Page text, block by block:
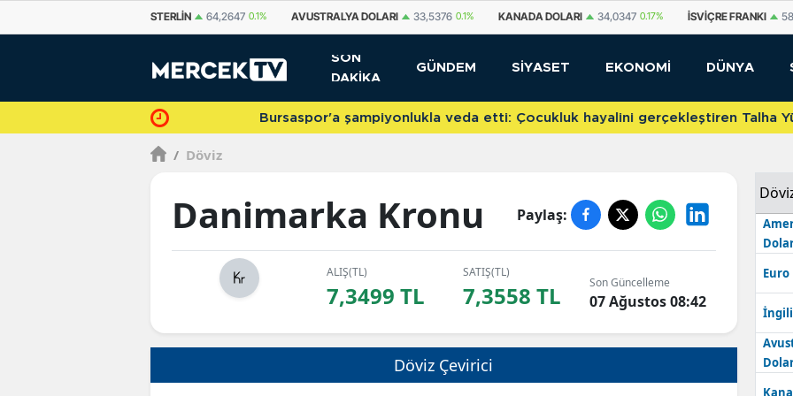
STERLIN 64,2647 0.1% AVUSTRALYA DOLARI 33,5376 0.1% KANADA DOLARI 34,0347 0.17% İSVIÇRE FRANKI
SON
DAKİKA
GÜNDEM SİYASET EKONOMİ DÜNYA
Bursaspor'a şampiyonlukla veda etti: Çocukluk hayalini gerçekleştiren Talha Yünkuş yeni
/ Döviz
Danimarka Kronu Paylaş:
ALIŞ(TL)
7,3499 TL
SATIŞ(TL)
7,3558 TL Son Güncelleme
07 Ağustos 08:42
Döviz Çevirici
Euro